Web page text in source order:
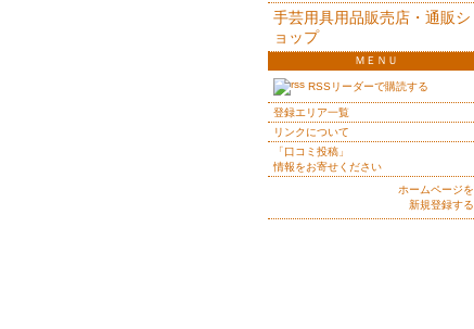
手芸用具用品販売店・通販シ
ョップ
ＭＥＮＵ
RSSリーダーで購読する
登録エリア一覧
リンクについて
「口コミ投稿」
情報をお寄せください
ホームページを
新規登録する